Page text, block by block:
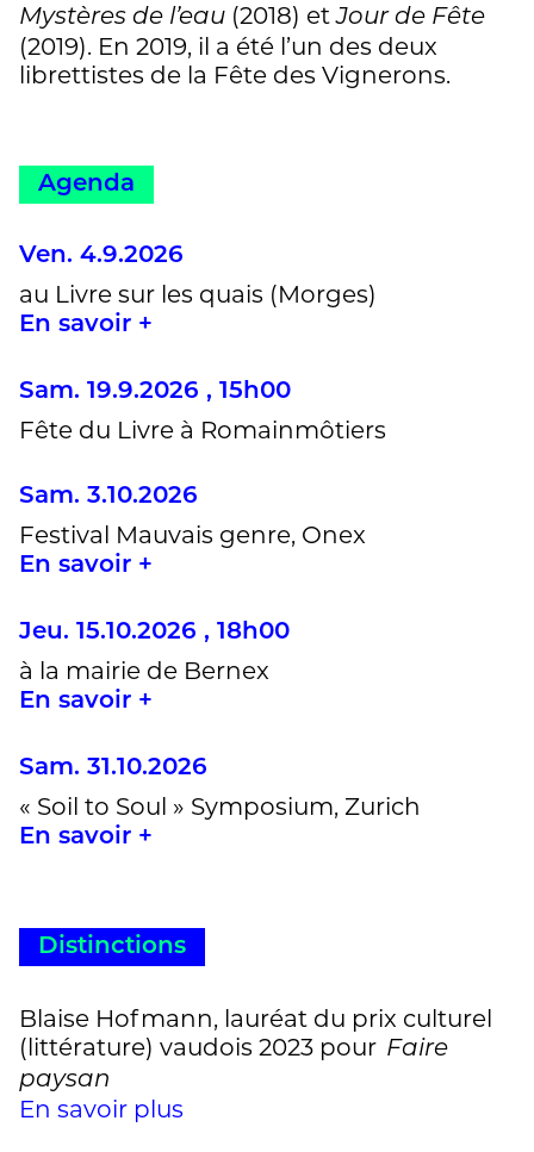
Mystères de l’eau (2018) etJour de Fête
(2019). En 2019, il a été l’un des deux
librettistes de la Fête des Vignerons.
Agenda
Ven. 4.9.2026
au Livre sur les quais (Morges)
En savoir +
Sam. 19.9.2026 , 15h00
Fête du Livre à Romainmôtiers
Sam. 3.10.2026
Festival Mauvais genre, Onex
En savoir +
Jeu. 15.10.2026 , 18h00
à la mairie de Bernex
En savoir +
Sam. 31.10.2026
« Soil to Soul » Symposium, Zurich
En savoir +
Distinctions
Blaise Hofmann, lauréat du prix culturel
(littérature) vaudois 2023 pour Faire
paysan
En savoir plus